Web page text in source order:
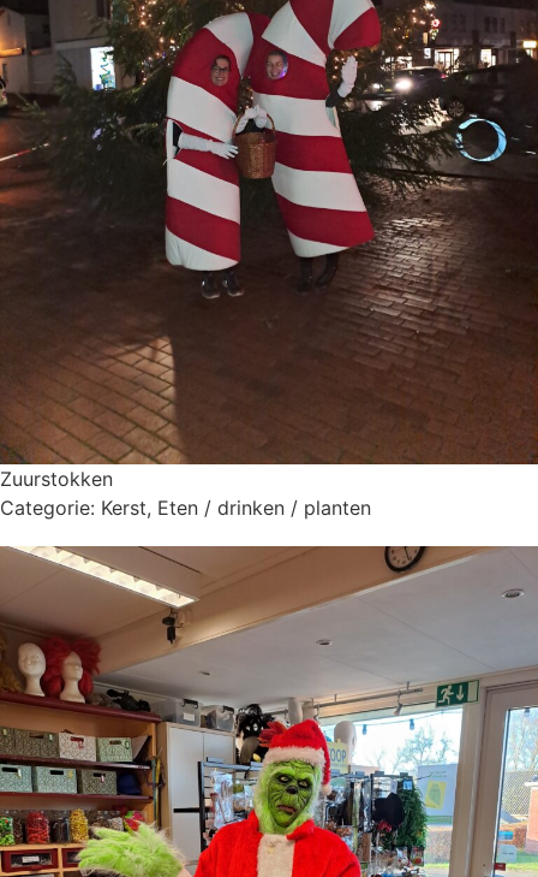
Zuurstokken
Categorie: Kerst, Eten / drinken / planten